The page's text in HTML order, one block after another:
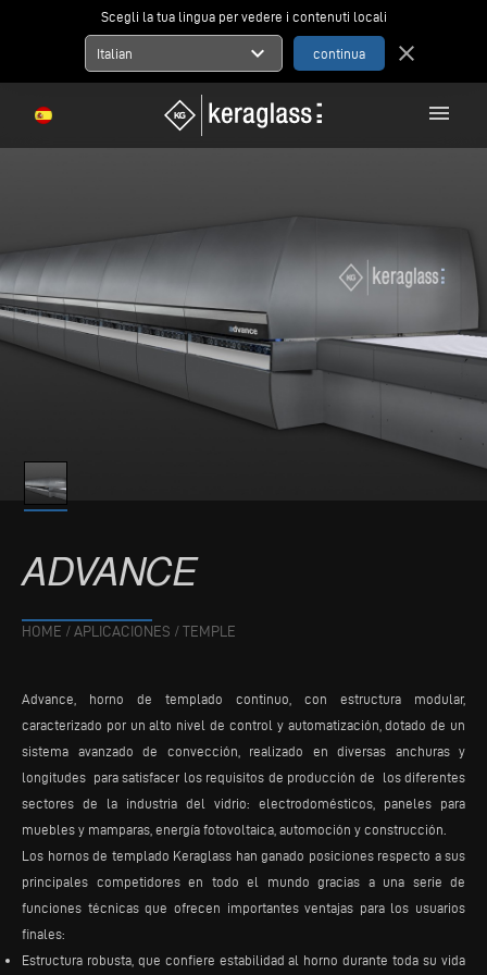
Scegli la tua lingua per vedere i contenuti locali
Italian expand_more close
menu
ADVANCE
HOME / APLICACIONES / TEMPLE
Advance, horno de templado continuo, con estructura modular,
caracterizado por un alto nivel de control y automatización, dotado de un
sistema avanzado de convección, realizado en diversas anchuras y
longitudes para satisfacer los requisitos de producción de los diferentes
sectores de la industria del vidrio: electrodomésticos, paneles para
muebles y mamparas, energía fotovoltaica, automoción y construcción.
Los hornos de templado Keraglass han ganado posiciones respecto a sus
principales competidores en todo el mundo gracias a una serie de
funciones técnicas que ofrecen importantes ventajas para los usuarios
finales:
Estructura robusta, que confiere estabilidad al horno durante toda su vida